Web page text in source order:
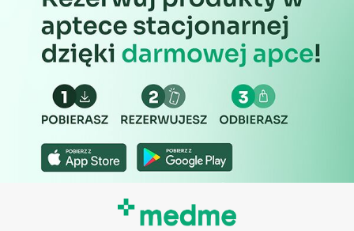
Reklama / śledzenie